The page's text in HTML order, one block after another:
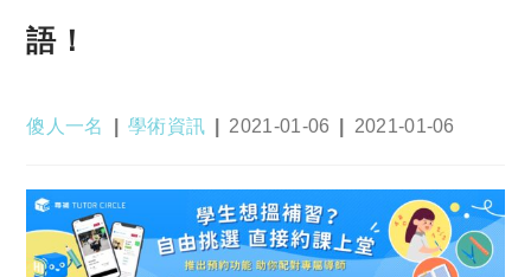
語！
Post
傻人一名
Post
學術資訊
Post
2021-01-06
Post
2021-01-06